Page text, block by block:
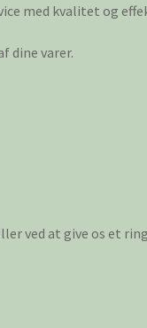
med kvalitet og
dine varer.
ved at give os et